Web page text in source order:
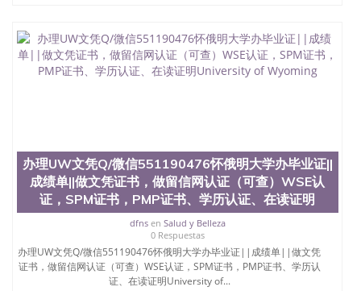
证认证、留服认证、使馆认证、使馆证明、使馆留学
回国人员证明、留学生认证、学历认证、文凭认证学
位认证、留学生学历认证、留学生学位认证、英国文
University）圣何塞州立大学成绩单（San Jose State
University）圣何塞州立大学成绩单（ San Jose State
University）圣何塞州立大学成绩单（San Jose State
University）成绩单圣何塞州立大学文凭（San Jose
State University）圣何塞州立大学（San Jose State
University）圣何塞州立大学（San Jose State
University）圣何塞州立大学（ San Jose State
University）圣何塞州立大学（San Jose State
University）圣何塞州立大学文凭（San Jose State
办理UW文凭Q/微信551190476怀俄明大学办毕业证||
成绩单||做文凭证书，做留信网认证（可查）WSE认
证，SPM证书，PMP证书、学历认证、在读证明
dfnsen Salud y Belleza
0 Respuestas
办理UW文凭Q/微信551190476怀俄明大学办毕业证||成绩单||做文凭
证书，做留信网认证（可查）WSE认证，SPM证书，PMP证书、学历认
证、在读证明University of...